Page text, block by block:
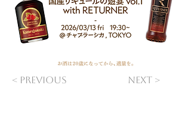
< Previous Next >